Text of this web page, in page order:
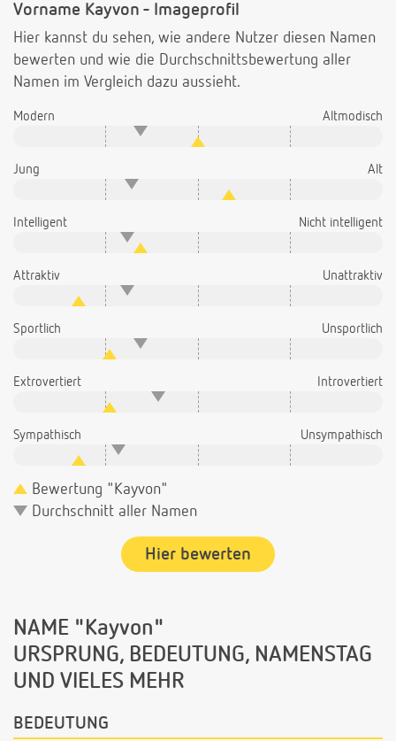
Vorname Kayvon - Imageprofil
Hier kannst du sehen, wie andere Nutzer diesen Namen
bewerten und wie die Durchschnittsbewertung aller
Namen im Vergleich dazu aussieht.
Modern Altmodisch
Jung Alt
Intelligent Nicht intelligent
Attraktiv Unattraktiv
Sportlich Unsportlich
Extrovertiert Introvertiert
Sympathisch Unsympathisch
Bewertung "Kayvon"
Durchschnitt aller Namen
Hier bewerten
NAME "Kayvon"
URSPRUNG, BEDEUTUNG, NAMENSTAG
UND VIELES MEHR
BEDEUTUNG